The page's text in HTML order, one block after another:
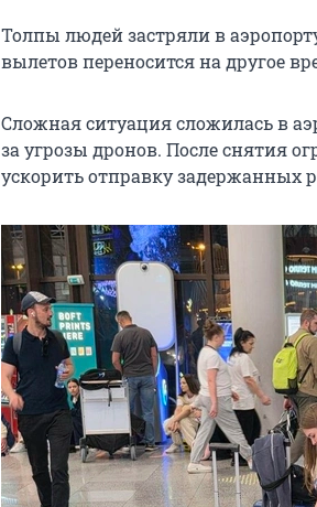
Толпы людей застряли в
вылетов переносится на другое
Сложная ситуация сложилась в
за угрозы дронов. После снятия
ускорить отправку задержанных